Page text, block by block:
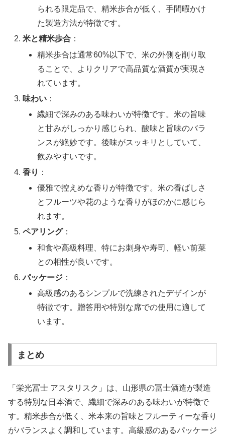
られる限定品で、精米歩合が低く、手間暇かけ
た製造方法が特徴です。
米と精米歩合 ：
精米歩合は通常60%以下で、米の外側を削り取
ることで、よりクリアで高品質な酒質が実現さ
れています。
味わい ：
繊細で深みのある味わいが特徴です。米の旨味
と甘みがしっかり感じられ、酸味と旨味のバラ
ンスが絶妙です。後味がスッキリとしていて、
飲みやすいです。
香り ：
優雅で控えめな香りが特徴です。米の香ばしさ
とフルーツや花のような香りがほのかに感じら
れます。
ペアリング：
和食や高級料理、特にお刺身や寿司、軽い前菜
との相性が良いです。
パッケージ ：
高級感のあるシンプルで洗練されたデザインが
特徴です。贈答用や特別な席での使用に適して
います。
まとめ
「栄光冨士 アスタリスク」は、山形県の冨士酒造が製造
する特別な日本酒で、繊細で深みのある味わいが特徴で
す。精米歩合が低く、米本来の旨味とフルーティーな香り
がバランスよく調和しています。高級感のあるパッケージ